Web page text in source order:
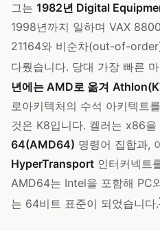
그는 1982년 Digital
1998년까지 일하며 VAX
21164와 비순차(out-of-
다뤘습니다. 당대 가장 빠른
년에는 AMD로 옮겨
로아키텍처의 수석 아키텍트
것은 K8입니다. 켈러는 x86
64(AMD64) 명령어 집합과,
HyperTransport 인터커넥트
AMD64는 Intel을 포함해 PC
는 64비트 표준이 되었습니다.